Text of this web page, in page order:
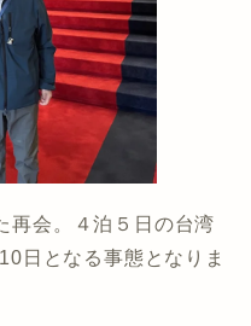
再会。４泊５日の台湾
日となる事態となりま